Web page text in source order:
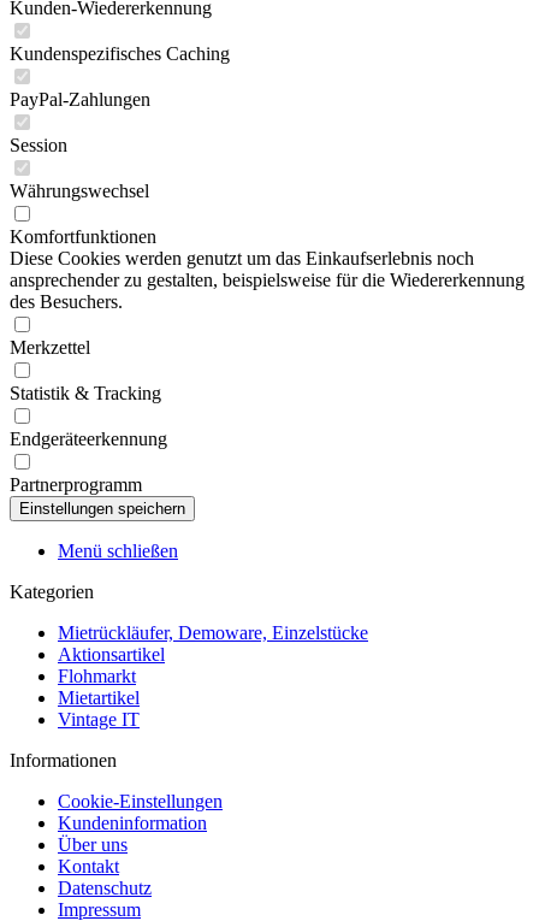
Kunden-Wiedererkennung
Kundenspezifisches Caching
PayPal-Zahlungen
Session
Währungswechsel
Komfortfunktionen
Diese Cookies werden genutzt um das Einkaufserlebnis noch
ansprechender zu gestalten, beispielsweise für die Wiedererkennung
des Besuchers.
Merkzettel
Statistik & Tracking
Endgeräteerkennung
Partnerprogramm
Menü schließen
Kategorien
Mietrückläufer, Demoware, Einzelstücke
Aktionsartikel
Flohmarkt
Mietartikel
Vintage IT
Informationen
Cookie-Einstellungen
Kundeninformation
Über uns
Kontakt
Datenschutz
Impressum